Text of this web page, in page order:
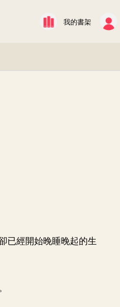
我的書架
已經開始晚睡晚起的生